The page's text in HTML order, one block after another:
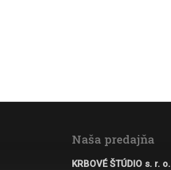
Naša predajňa
KRBOVÉ ŠTÚDIO s. r. o.